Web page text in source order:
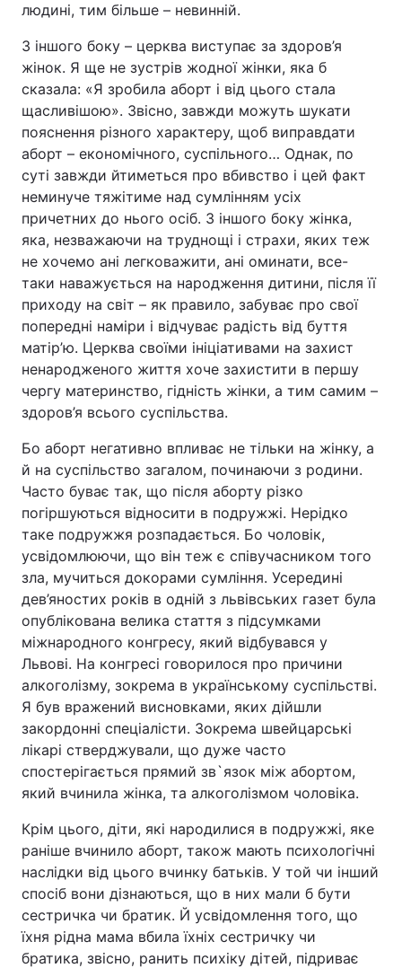
людині, тим більше – невинній.
З іншого боку – церква виступає за здоров’я
жінок. Я ще не зустрів жодної жінки, яка б
сказала: «Я зробила аборт і від цього стала
щасливішою». Звісно, завжди можуть шукати
пояснення різного характеру, щоб виправдати
аборт – економічного, суспільного… Однак, по
суті завжди йтиметься про вбивство і цей факт
неминуче тяжітиме над сумлінням усіх
причетних до нього осіб. З іншого боку жінка,
яка, незважаючи на труднощі і страхи, яких теж
не хочемо ані легковажити, ані оминати, все-
таки наважується на народження дитини, після її
приходу на світ – як правило, забуває про свої
попередні наміри і відчуває радість від буття
матір’ю. Церква своїми ініціативами на захист
ненародженого життя хоче захистити в першу
чергу материнство, гідність жінки, а тим самим –
здоров’я всього суспільства.
Бо аборт негативно впливає не тільки на жінку, а
й на суспільство загалом, починаючи з родини.
Часто буває так, що після аборту різко
погіршуються відносити в подружжі. Нерідко
таке подружжя розпадається. Бо чоловік,
усвідомлюючи, що він теж є співучасником того
зла, мучиться докорами сумління. Усередині
дев’яностих років в одній з львівських газет була
опублікована велика стаття з підсумками
міжнародного конгресу, який відбувався у
Львові. На конгресі говорилося про причини
алкоголізму, зокрема в українському суспільстві.
Я був вражений висновками, яких дійшли
закордонні спеціалісти. Зокрема швейцарські
лікарі стверджували, що дуже часто
спостерігається прямий зв`язок між абортом,
який вчинила жінка, та алкоголізмом чоловіка.
Крім цього, діти, які народилися в подружжі, яке
раніше вчинило аборт, також мають психологічні
наслідки від цього вчинку батьків. У той чи інший
спосіб вони дізнаються, що в них мали б бути
сестричка чи братик. Й усвідомлення того, що
їхня рідна мама вбила їхніх сестричку чи
братика, звісно, ранить психіку дітей, підриває